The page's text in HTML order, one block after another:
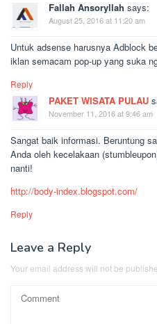
Fallah Ansoryllah says:
August 25, 2016 at 11:20 am
Untuk adsense harusnya Adblock
iklan semacam pop-up yang suka
Reply
PAKET WISATA PULAU
November 11, 2016 at 9:46 am
Sangat baik informasi. Beruntung
Anda oleh kecelakaan
nanti!
http://body-index.blogspot.com/
Reply
Leave a Reply
Your email address will not be